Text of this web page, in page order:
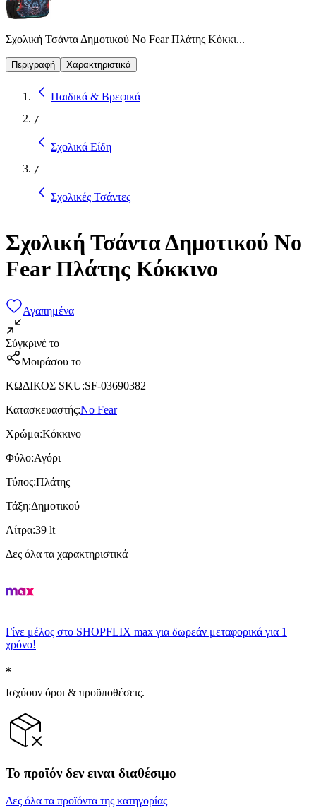
Σχολική Τσάντα Δημοτικού No Fear Πλάτης Κόκκι...
Περιγραφή Χαρακτηριστικά
Παιδικά & Βρεφικά
/
Σχολικά Είδη
/
Σχολικές Τσάντες
Σχολική Τσάντα Δημοτικού No
Fear Πλάτης Κόκκινο
Αγαπημένα
Σύγκρινέ το
Μοιράσου το
ΚΩΔΙΚΟΣ SKU:SF-03690382
Κατασκευαστής:No Fear
Χρώμα:Κόκκινο
Φύλο:Αγόρι
Τύπος:Πλάτης
Τάξη:Δημοτικού
Λίτρα:39 lt
Δες όλα τα χαρακτηριστικά
Γίνε μέλος στο SHOPFLIX max για δωρεάν μεταφορικά για 1
χρόνο!
Ισχύουν όροι & προϋποθέσεις.
Το προϊόν δεν ειναι διαθέσιμο
Δες όλα τα προϊόντα της κατηγορίας